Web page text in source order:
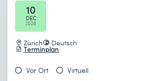
10
DEC
2026
Zürich Deutsch
Terminplan
Vor Ort Virtuell